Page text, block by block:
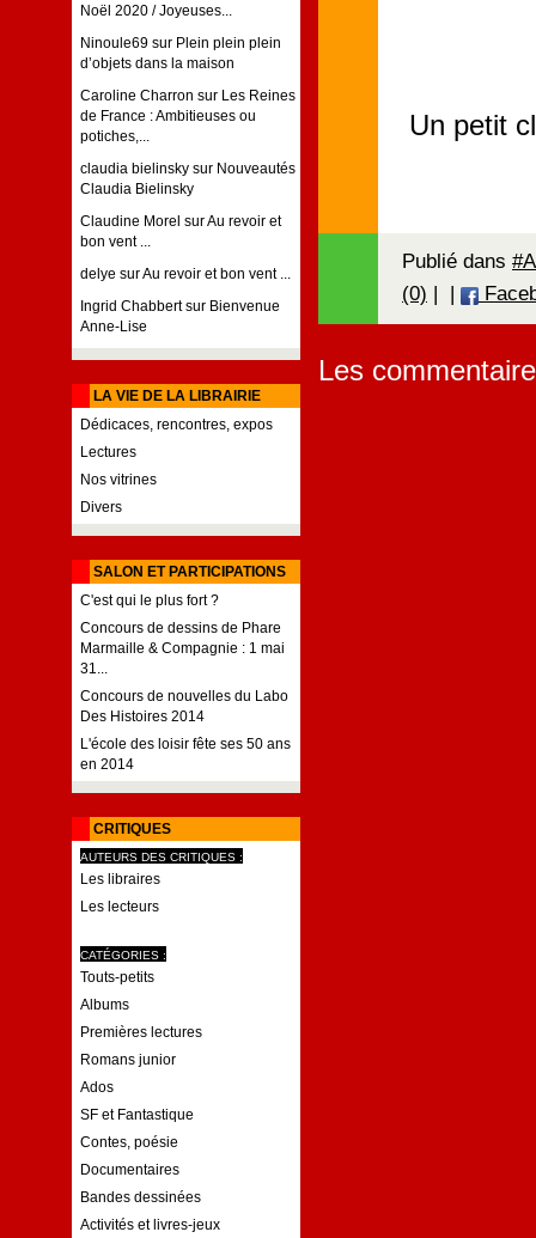
Noël 2020 / Joyeuses...
Ninoule69 sur Plein plein plein
d’objets dans la maison
Caroline Charron sur Les Reines
de France : Ambitieuses ou
potiches,...
claudia bielinsky sur Nouveautés
Claudia Bielinsky
Claudine Morel surAu revoir et
bon vent ...
delye surAu revoir et bon vent ...
Ingrid Chabbertsur Bienvenue
Anne-Lise
LA VIE DE LA LIBRAIRIE
Dédicaces, rencontres, expos
Lectures
Nos vitrines
Divers
SALON ET PARTICIPATIONS
C'est qui le plus fort ?
Concours de dessins de Phare
Marmaille & Compagnie : 1 mai
31...
Concours de nouvelles du Labo
Des Histoires 2014
L'école des loisir fête ses 50 ans
en 2014
CRITIQUES
AUTEURS DES CRITIQUES :
Les libraires
Les lecteurs
CATÉGORIES :
Touts-petits
Albums
Premières lectures
Romans junior
Ados
SF et Fantastique
Contes, poésie
Documentaires
Bandes dessinées
Activités et livres-jeux
Un petit
Publié dans
(0) | |
Les